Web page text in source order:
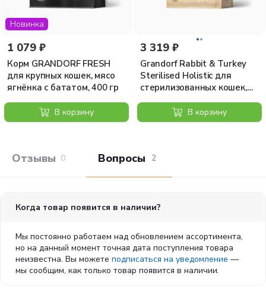
пищевая: 9,2 % - L-карнитин: 200,0 мг/кг.
ДОКАЗАННАЯ ЭФФЕКТИВНОСТЬ
Более 90% владельцев отмечают снижение частоты
выпрашивания корма у своих кошек после 4-х недель
кормления рационами Appetite Contorl Care**.
ПРОГРАММА КОНТРОЛЯ АППЕТИТА
Контролируйте частоту выпрашивания корма и
поддерживайте оптимальный вес вашей кошки с
Обязательно следуйте нормам кормления, указанным
на упаковке, предлагая вместо лакомств гранулы
Играйте с кошкой, предлагайте ей пищевые
головоломки и игрушки, чтобы способствовать
Новинка
1 079 ₽
Корм GRANDORF FRESH
для крупных кошек, мясо
ягнёнка с бататом, 400 гр
В корзину
3 319 ₽
Grandorf Rabbit & Turkey
Sterilised Holistic для
стерилизованных кошек,
кролик с индейкой, 2 кг
В корзину
Отзывы покупателей
0 Вопросы и
2
Когда товар появится в наличии?
Мы постоянно работаем над обновлением ассортимента,
но на данный момент точная дата поступления товара
неизвестна. Вы можете подписаться на уведомление —
мы сообщим, как только товар появится в наличии.